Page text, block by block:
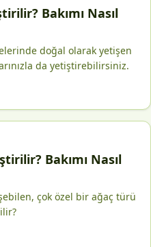
Bakımı Nasıl
doğal olarak yetişen
da yetiştirebilirsiniz.
Bakımı Nasıl
çok özel bir ağaç türü